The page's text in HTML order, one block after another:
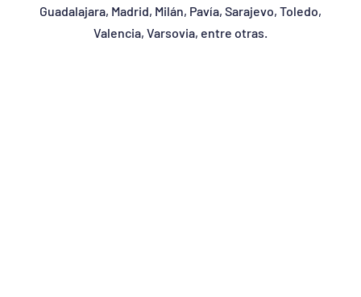
Guadalajara, Madrid, Milán, Pavía, Sarajevo, Toledo,
Valencia, Varsovia, entre otras.